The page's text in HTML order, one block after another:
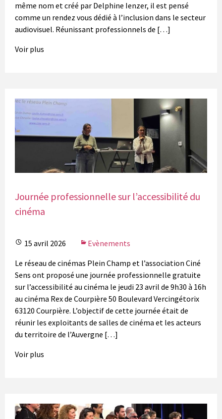
même nom et créé par Delphine Ienzer, il est pensé
comme un rendez vous dédié à l’inclusion dans le secteur
audiovisuel. Réunissant professionnels de […]
Voir plus
Journée professionnelle sur l’accessibilité du
cinéma
15 avril 2026
Evènements
Le réseau de cinémas Plein Champ et l’association Ciné
Sens ont proposé une journée professionnelle gratuite
sur l’accessibilité au cinéma le jeudi 23 avril de 9h30 à 16h
au cinéma Rex de Courpière 50 Boulevard Vercingétorix
63120 Courpière. L’objectif de cette journée était de
réunir les exploitants de salles de cinéma et les acteurs
du territoire de l’Auvergne […]
Voir plus